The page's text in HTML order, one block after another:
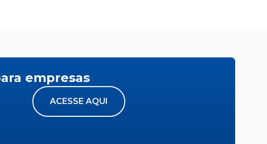
empresas
ACESSE AQUI